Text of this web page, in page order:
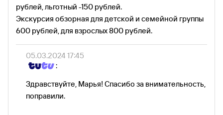
рублей, льготный -150 рублей.
Экскурсия обзорная для детской и семейной группы
600 рублей, для взрослых 800 рублей.
05.03.2024 17:45
:
Здравствуйте, Марья! Спасибо за внимательность,
поправили.